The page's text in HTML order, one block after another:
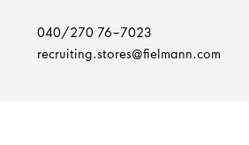
040/270 76-7023
recruiting.stores@fielmann.com